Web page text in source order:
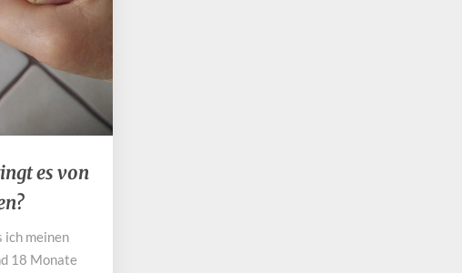
es von
ich meinen
18 Monate